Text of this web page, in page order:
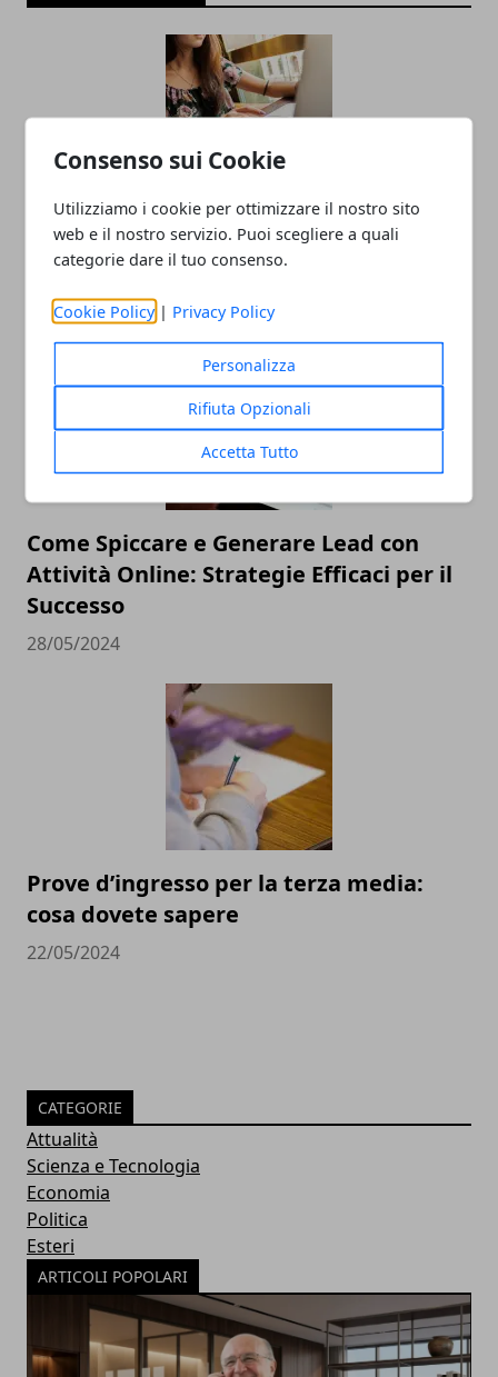
Consenso sui Cookie
Utilizziamo i cookie per ottimizzare il nostro sito
web e il nostro servizio. Puoi scegliere a quali
categorie dare il tuo consenso.
Cookie Policy | Privacy Policy
Personalizza
Rifiuta Opzionali
Accetta Tutto
L'importanza della salute e sicurezza
nei lavori a turno
04/11/2024
Come Spiccare e Generare Lead con
Attività Online: Strategie Efficaci per il
Successo
28/05/2024
Prove d’ingresso per la terza media:
cosa dovete sapere
22/05/2024
CATEGORIE
Attualità
Scienza e Tecnologia
Economia
Politica
Esteri
ARTICOLI POPOLARI